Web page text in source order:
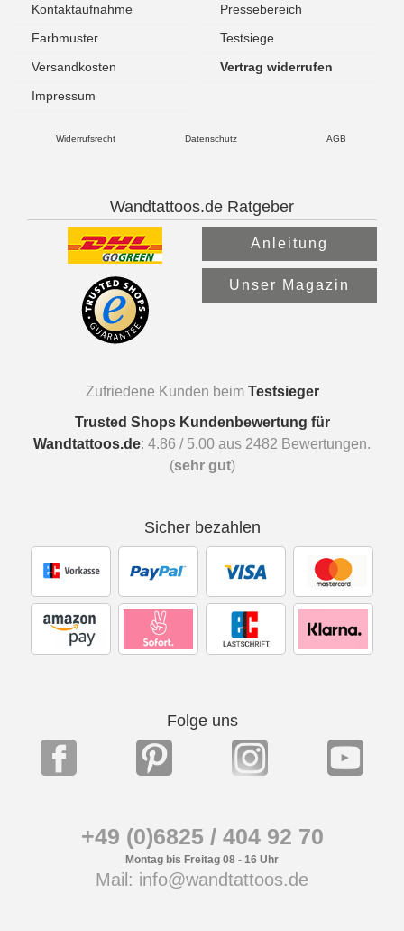
Kontaktaufnahme
Pressebereich
Farbmuster
Testsiege
Versandkosten
Vertrag widerrufen
Impressum
Widerrufsrecht Datenschutz AGB
Wandtattoos.de Ratgeber
Anleitung
Unser Magazin
Zufriedene Kunden beim Testsieger
Trusted Shops Kundenbewertung für
Wandtattoos.de: 4.86 / 5.00 aus 2482 Bewertungen.
(sehr gut)
Sicher bezahlen
Folge uns
+49 (0)6825 / 404 92 70
Montag bis Freitag 08 - 16 Uhr
Mail: info@wandtattoos.de